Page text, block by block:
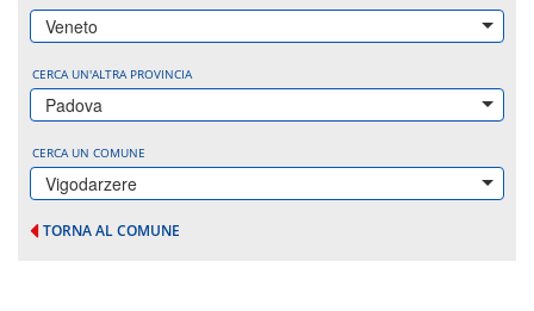
Veneto
CERCA UN'ALTRA PROVINCIA
Padova
CERCA UN COMUNE
Vigodarzere
TORNA AL COMUNE